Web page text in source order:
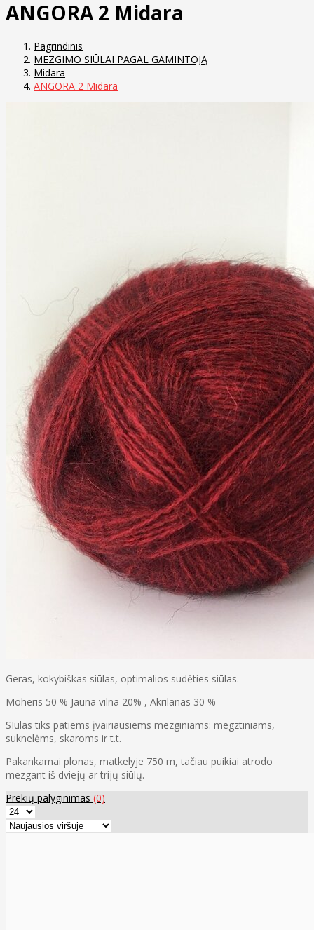
ANGORA 2 Midara
Pagrindinis
MEZGIMO SIŪLAI PAGAL GAMINTOJĄ
Midara
ANGORA 2 Midara
Geras, kokybiškas siūlas, optimalios sudėties siūlas.
Moheris 50 % Jauna vilna 20% , Akrilanas 30 %
SIūlas tiks patiems įvairiausiems mezginiams: megztiniams,
suknelėms, skaroms ir t.t.
Pakankamai plonas, matkelyje 750 m, tačiau puikiai atrodo
mezgant iš dviejų ar trijų siūlų.
Prekių palyginimas (0)